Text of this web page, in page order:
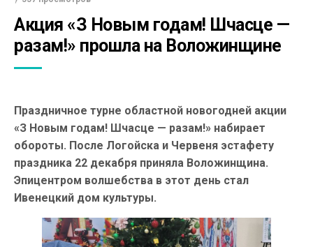
Акция «З Новым годам! Шчасце —
разам!» прошла на Воложинщине
Праздничное турне областной новогодней акции
«З Новым годам! Шчасце — разам!» набирает
обороты. После Логойска и Червеня эстафету
праздника 22 декабря приняла Воложинщина.
Эпицентром волшебства в этот день стал
Ивенецкий дом культуры.